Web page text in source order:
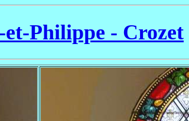
et-Philippe - Crozet